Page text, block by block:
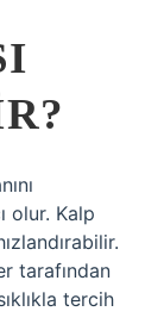
olur. Kalp
tarafından
tercih